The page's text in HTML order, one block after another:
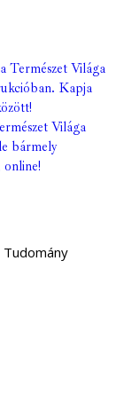
Természet Világa
Kapja
Világa
bármely
online!